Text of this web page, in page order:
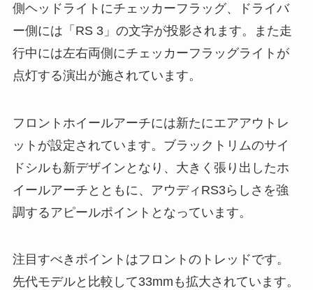
側ヘッドライトにチェッカーフラッグ、ドライバ
ー側には「RS 3」の文字が投影されます。また走
行中には左右両側にチェッカーフラッグライトが
点灯する演出が施されています。
フロントホイールアーチには新たにエアアウトレ
ットが設定されています。ブラックトリムのサイ
ドシルも新デザインとなり、大きく張り出したホ
イールアーチとともに、アウディRS3らしさを強
調するアピールポイントとなっています。
注目すべきポイントはフロントのトレッドです。
先代モデルと比較して33mmも拡大されています。